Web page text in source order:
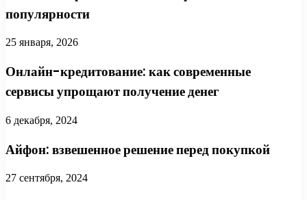
популярности
25 января, 2026
Онлайн-кредитование: как современные
сервисы упрощают получение денег
6 декабря, 2024
Айфон: взвешенное решение перед покупкой
27 сентября, 2024